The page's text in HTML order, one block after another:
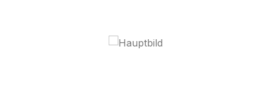
Bildergalerie überspringen